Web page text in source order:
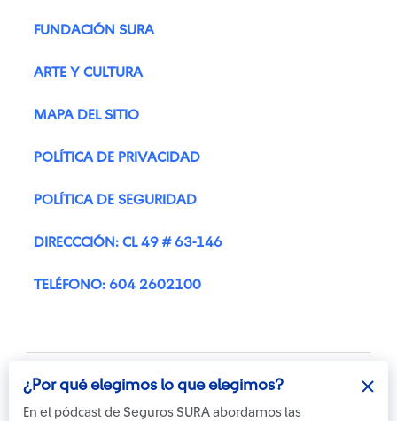
¿Por qué elegimos lo que elegimos?
En el pódcast de Seguros SURA abordamos las
FUNDACIÓN SURA
ARTE Y CULTURA
MAPA DEL SITIO
POLÍTICA DE PRIVACIDAD
POLÍTICA DE SEGURIDAD
DIRECCCIÓN: CL 49 # 63-146
TELÉFONO: 604 2602100